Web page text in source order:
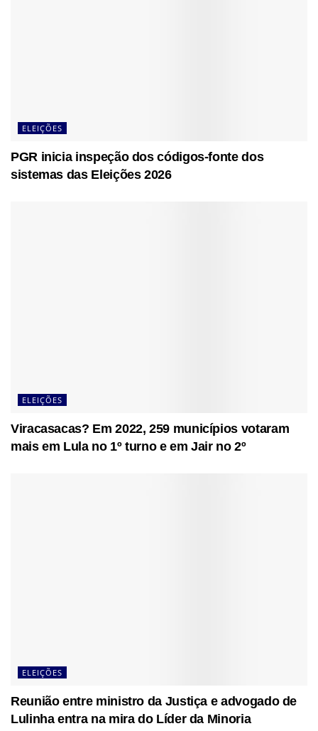
ELEIÇÕES
PGR inicia inspeção dos códigos-fonte dos
sistemas das Eleições 2026
ELEIÇÕES
Viracasacas? Em 2022, 259 municípios votaram
mais em Lula no 1º turno e em Jair no 2º
ELEIÇÕES
Reunião entre ministro da Justiça e advogado de
Lulinha entra na mira do Líder da Minoria